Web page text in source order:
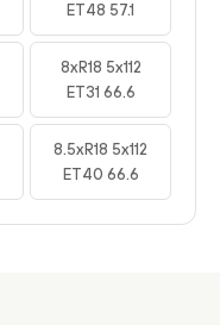
ET48 57.1
8xR18 5x112
ET31 66.6
8.5xR18 5x112
ET40 66.6